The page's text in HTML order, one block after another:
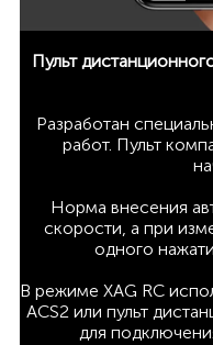
Пульт
Разработан
работ. Пульт
Норма внесения
скорости, а при
одного
В режиме XAG RC
ACS2 или пульт
для